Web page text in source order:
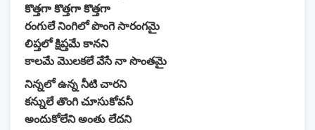
కొత్తగా కొత్తగా కొత్తగా
రంగులే నింగిలో పొంగె సారంగమై
లిప్తలో క్షిప్తమే కానని
కాలమే మొలకలే వేసే నా సొంతమై
నిన్నలో ఉన్న నీటి చారని
కన్నులే తొంగి చూసుకోవనీ
అందుకోలేని అంతు లేదని